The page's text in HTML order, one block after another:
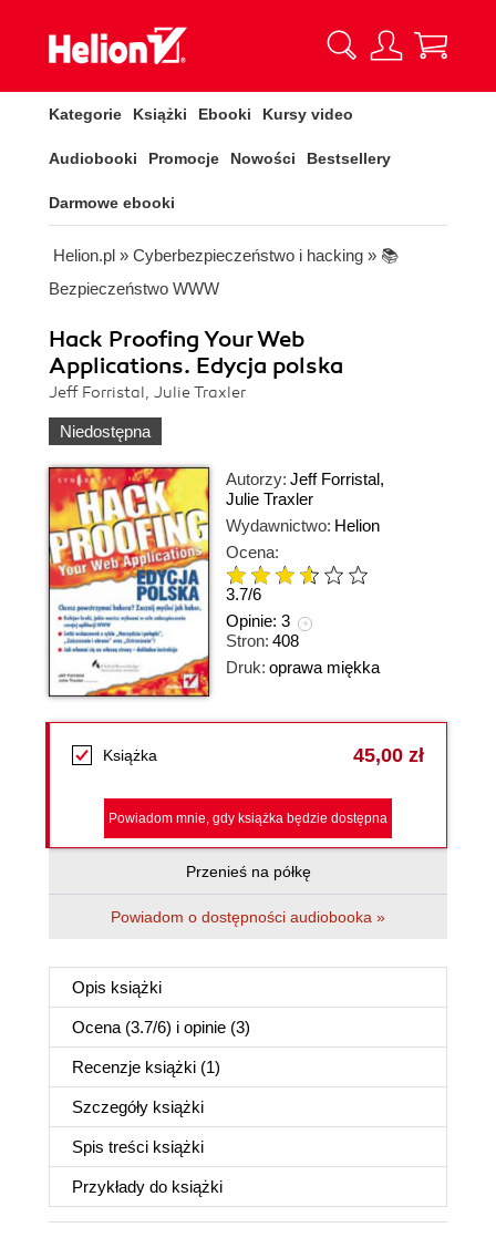
Kategorie Książki Ebooki Kursy video
Audiobooki Promocje Nowości Bestsellery
Darmowe ebooki
Helion.pl » Cyberbezpieczeństwo i hacking » 📚
Bezpieczeństwo WWW
Hack Proofing Your Web
Applications. Edycja polska
Jeff Forristal, Julie Traxler
Niedostępna
Autorzy: Jeff Forristal,
Julie Traxler
Wydawnictwo: Helion
Ocena:
3.7/6
Opinie: 3
Stron: 408
Druk: oprawa miękka
Książka 45,00 zł
Powiadom mnie, gdy książka będzie dostępna
Przenieś na półkę
Powiadom o dostępności audiobooka »
Opis książki
Ocena (3.7/6) i opinie (3)
Recenzje książki (1)
Szczegóły książki
Spis treści książki
Przykłady do książki